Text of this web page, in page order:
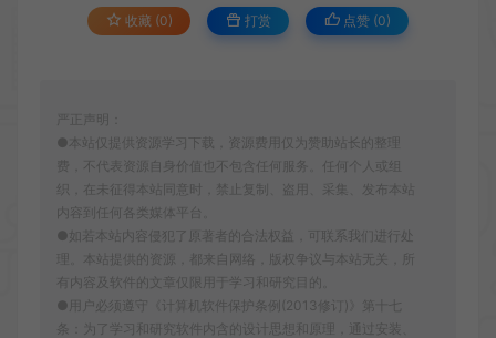
收藏 (0) 打赏 点赞 (0)
严正声明：
●本站仅提供资源学习下载，资源费用仅为赞助站长的整理
费，不代表资源自身价值也不包含任何服务。任何个人或组
织，在未征得本站同意时，禁止复制、盗用、采集、发布本站
内容到任何各类媒体平台。
●如若本站内容侵犯了原著者的合法权益，可联系我们进行处
理。本站提供的资源，都来自网络，版权争议与本站无关，所
有内容及软件的文章仅限用于学习和研究目的。
●用户必须遵守《计算机软件保护条例(2013修订)》第十七
条：为了学习和研究软件内含的设计思想和原理，通过安装、